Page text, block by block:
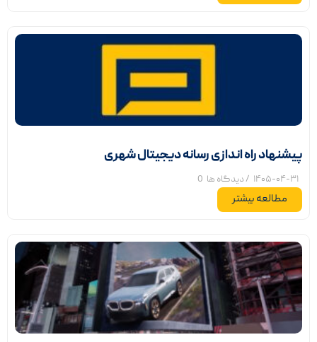
پیشنهاد راه اندازی رسانه دیجیتال شهری
۱۴۰۵-۰۴-۳۱ / دیدگاه ها 0
مطالعه بیشتر